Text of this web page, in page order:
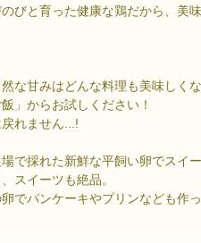
びと育った健康な鶏だから、美
な甘みはどんな料理も美味しくな
」からお試しください！
れません...!
で採れた新鮮な平飼い卵でスイ
スイーツも絶品。
でパンケーキやプリンなども作